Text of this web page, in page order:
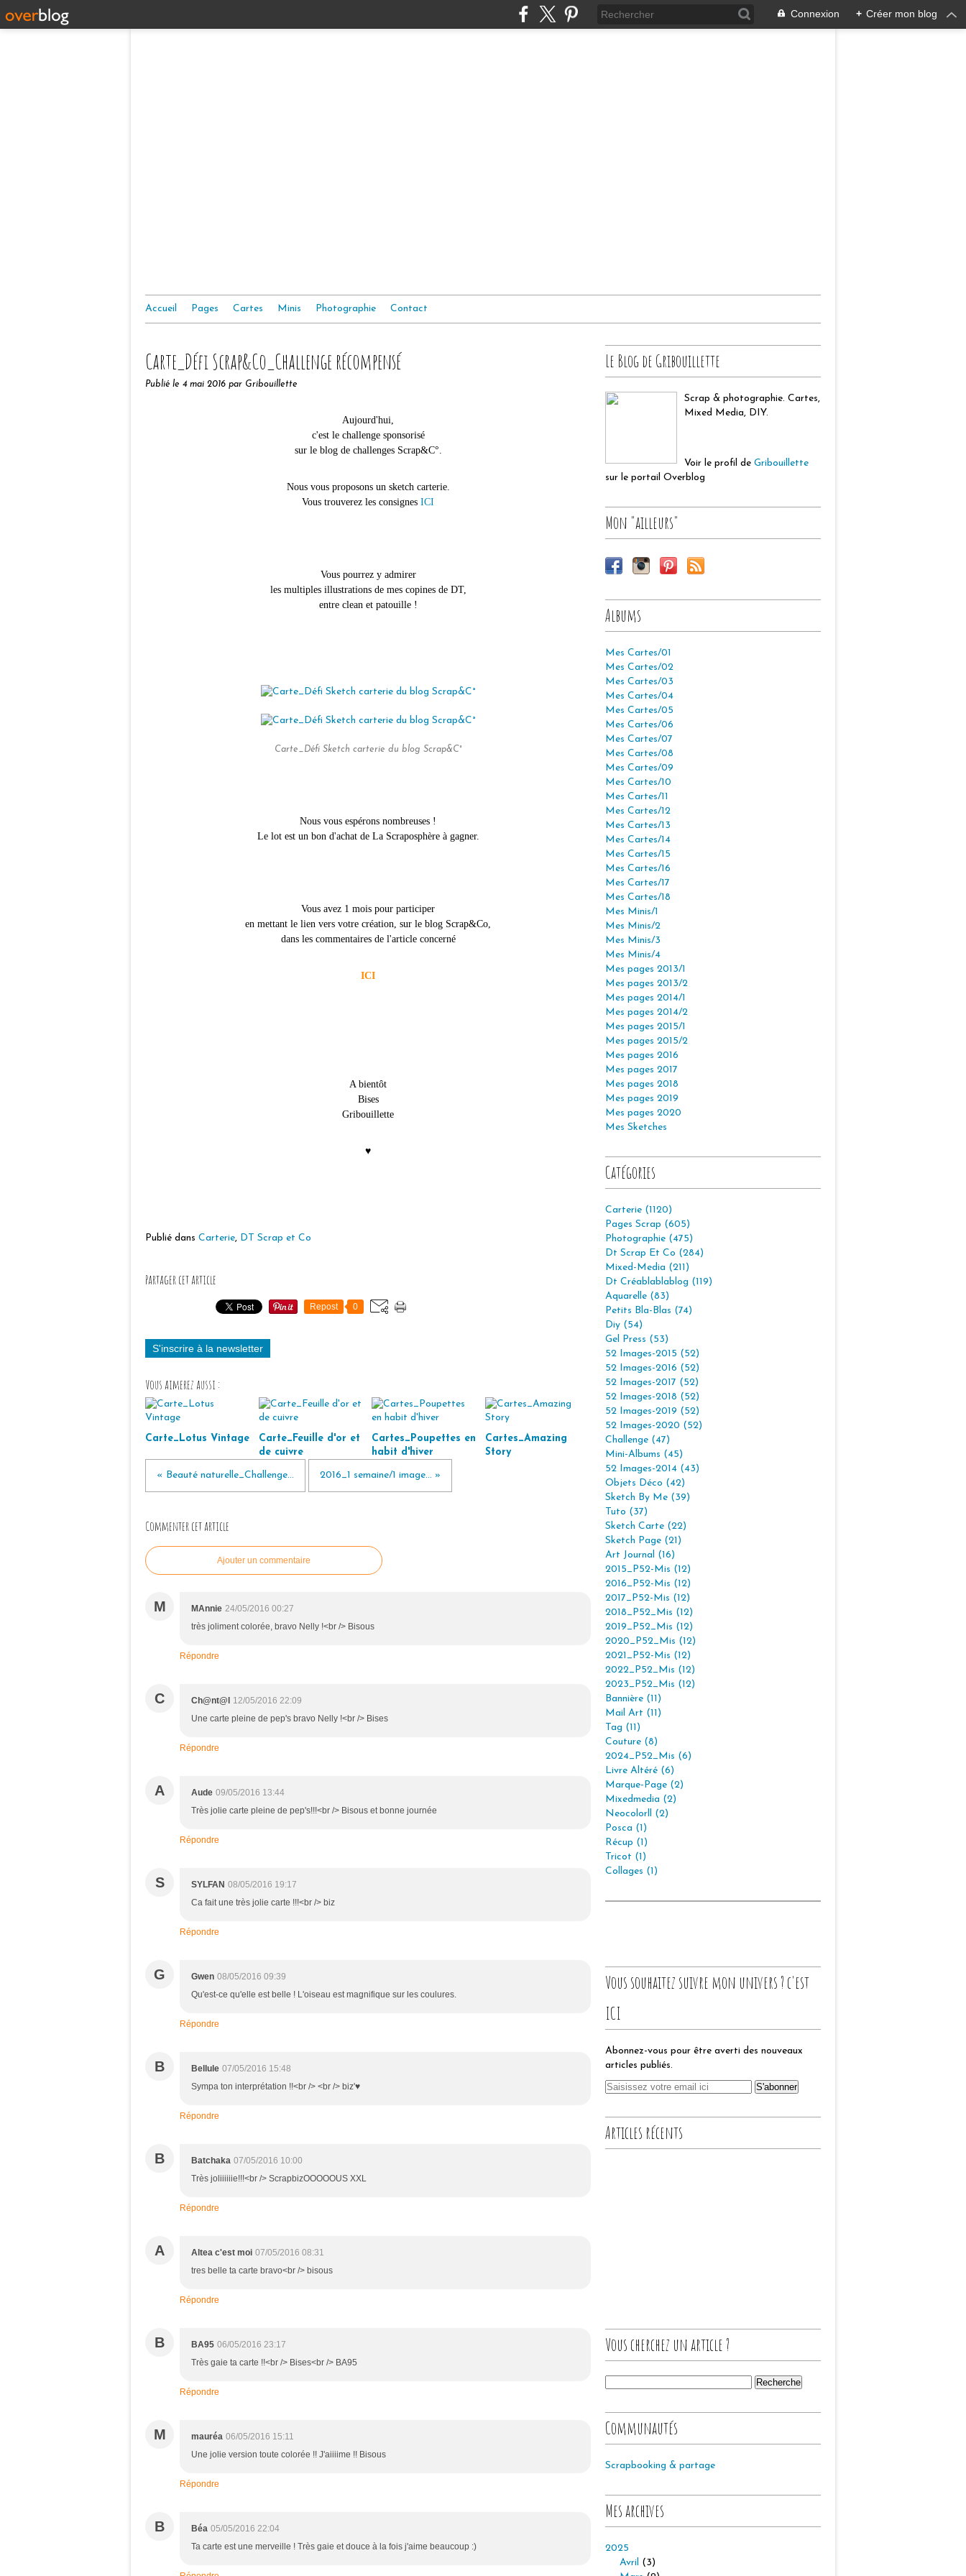
Connexion + Créer mon blog
Accueil Pages Cartes Minis Photographie Contact
Carte_Défi Scrap&Co_Challenge récompensé
Publié le 4 mai 2016 par Gribouillette
Aujourd'hui,
c'est le challenge sponsorisé
sur le blog de challenges Scrap&C°.
Nous vous proposons un sketch carterie.
Vous trouverez les consignes ICI
Vous pourrez y admirer
les multiples illustrations de mes copines de DT,
entre clean et patouille !
Carte_Défi Sketch carterie du blog Scrap&C°
Nous vous espérons nombreuses !
Le lot est un bon d'achat de La Scraposphère à gagner.
Vous avez 1 mois pour participer
en mettant le lien vers votre création, sur le blog Scrap&Co,
dans les commentairesde l'article concerné
ICI
A bientôt
Bises
Gribouillette
♥
Publié dans Carterie, DT Scrap et Co
Partager cet article
Repost 0
S'inscrire à la newsletter
Vous aimerez aussi :
Carte_Lotus Vintage
Carte_Feuille d'or et
de cuivre
Cartes_Poupettes en
habit d'hiver
Cartes_Amazing
Story
« Beauté naturelle_Challenge... 2016_1 semaine/1 image... »
Commenter cet article
Ajouter un commentaire
M MAnnie 24/05/2016 00:27
très joliment colorée, bravo Nelly !<br /> Bisous
Répondre
C Ch@nt@l
12/05/2016 22:09
Une carte pleine de pep's bravo Nelly !<br /> Bises
Répondre
A Aude 09/05/2016 13:44
Très jolie carte pleine de pep's!!!<br /> Bisous et bonne journée
Répondre
S SYLFAN 08/05/2016 19:17
Ca fait une très jolie carte !!!<br /> biz
Répondre
G Gwen 08/05/2016 09:39
Qu'est-ce qu'elle est belle ! L'oiseau est magnifique sur les coulures.
Répondre
B Bellule 07/05/2016 15:48
Sympa ton interprétation !!<br /> <br /> biz'♥
Répondre
B Batchaka 07/05/2016 10:00
Très joliiiiiie!!!<br /> ScrapbizOOOOOUS XXL
Répondre
A Altea c'est moi 07/05/2016 08:31
tres belle ta carte bravo<br /> bisous
Répondre
B BA95 06/05/2016 23:17
Très gaie ta carte !!<br /> Bises<br /> BA95
Répondre
M mauréa 06/05/2016 15:11
Une jolie version toute colorée !! J'aiiiime !! Bisous
Répondre
B Béa 05/05/2016 22:04
Ta carte est une merveille ! Très gaie et douce à la fois j'aime beaucoup :)
Le Blog de Gribouillette
Scrap & photographie. Cartes,
Mixed Media, DIY.
Voir le profil de Gribouillette
sur le portail Overblog
Mon "ailleurs"
Albums
Mes Cartes/01
Mes Cartes/02
Mes Cartes/03
Mes Cartes/04
Mes Cartes/05
Mes Cartes/06
Mes Cartes/07
Mes Cartes/08
Mes Cartes/09
Mes Cartes/10
Mes Cartes/11
Mes Cartes/12
Mes Cartes/13
Mes Cartes/14
Mes Cartes/15
Mes Cartes/16
Mes Cartes/17
Mes Cartes/18
Mes Minis/1
Mes Minis/2
Mes Minis/3
Mes Minis/4
Mes pages 2013/1
Mes pages 2013/2
Mes pages 2014/1
Mes pages 2014/2
Mes pages 2015/1
Mes pages 2015/2
Mes pages 2016
Mes pages 2017
Mes pages 2018
Mes pages 2019
Mes pages 2020
Mes Sketches
Catégories
Carterie (1120)
Pages Scrap (605)
Photographie (475)
Dt Scrap Et Co (284)
Mixed-Media (211)
Dt Créablablablog (119)
Aquarelle (83)
Petits Bla-Blas (74)
Diy (54)
Gel Press (53)
52 Images-2015 (52)
52 Images-2016 (52)
52 Images-2017 (52)
52 Images-2018 (52)
52 Images-2019 (52)
52 Images-2020 (52)
Challenge (47)
Mini-Albums (45)
52 Images-2014 (43)
Objets Déco (42)
Sketch By Me (39)
Tuto (37)
Sketch Carte (22)
Sketch Page (21)
Art Journal (16)
2015_P52-Mis (12)
2016_P52-Mis (12)
2017_P52-Mis (12)
2018_P52_Mis (12)
2019_P52_Mis (12)
2020_P52_Mis (12)
2021_P52-Mis (12)
2022_P52_Mis (12)
2023_P52_Mis (12)
Bannière (11)
Mail Art (11)
Tag (11)
Couture (8)
2024_P52_Mis (6)
Livre Altéré (6)
Marque-Page (2)
Mixedmedia (2)
Neocolorll (2)
Posca (1)
Récup (1)
Tricot (1)
Collages (1)
Vous souhaitez suivre mon univers ? c'est
ICI
Abonnez-vous pour être averti des nouveaux
articles publiés.
Articles récents
Vous cherchez un article ?
Communautés
Scrapbooking & partage
Mes archives
2025
Avril (3)